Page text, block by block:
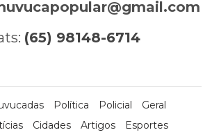
(65) 98148-6714
Política Policial
Geral
Cidades Artigos Esportes